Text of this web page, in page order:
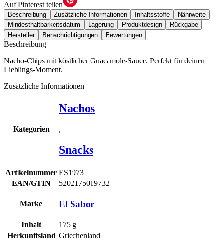
Auf Pinterest teilen
Beschreibung Zusätzliche Informationen Inhaltsstoffe
Nährwerte
Mindesthaltbarkeitsdatum
Lagerung Produktdesign
Rückgabe
Hersteller
Benachrichtigungen Bewertungen
Beschreibung
Nacho-Chips mit köstlicher Guacamole-Sauce. Perfekt für deinen
Lieblings-Moment.
Zusätzliche Informationen
Kategorien
Nachos
,
Snacks
Artikelnummer ES1973
EAN/GTIN
5202175019732
Marke El Sabor
Inhalt 175 g
Herkunftsland Griechenland